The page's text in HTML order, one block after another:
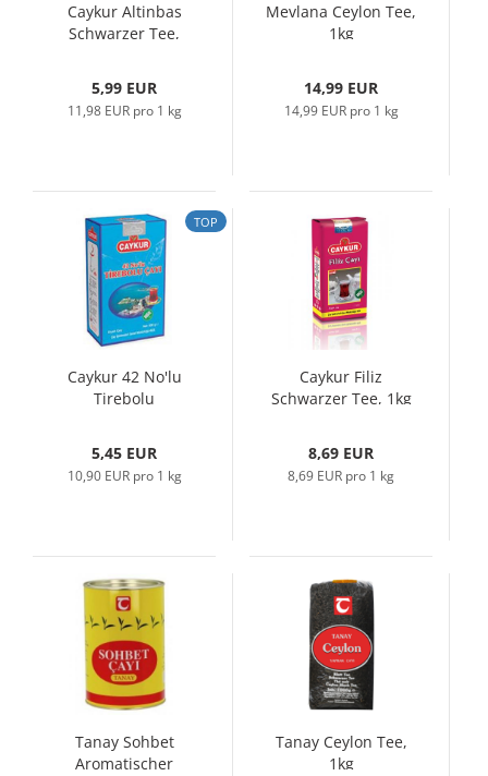
Caykur Altinbas
Schwarzer Tee,
5,99 EUR
11,98 EUR pro 1 kg
Mevlana Ceylon Tee,
1kg
14,99 EUR
14,99 EUR pro 1 kg
TOP
Caykur 42 No'lu
Tirebolu
5,45 EUR
10,90 EUR pro 1 kg
Caykur Filiz
Schwarzer Tee, 1kg
8,69 EUR
8,69 EUR pro 1 kg
Tanay Sohbet
Aromatischer
Tanay Ceylon Tee,
1kg